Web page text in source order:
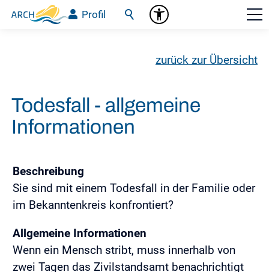
Profil
zurück zur Übersicht
Todesfall - allgemeine
Informationen
Beschreibung
Sie sind mit einem Todesfall in der Familie oder
im Bekanntenkreis konfrontiert?
Allgemeine Informationen
Wenn ein Mensch stribt, muss innerhalb von
zwei Tagen das Zivilstandsamt benachrichtigt